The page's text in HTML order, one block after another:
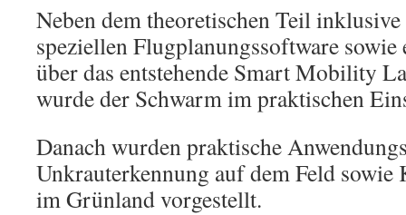
Neben dem theoretischen Teil
speziellen Flugplanungssoftware
über das entstehende Smart Mobility
wurde der Schwarm im praktischen
Danach wurden praktische
Unkrauterkennung auf dem Feld sowie
im Grünland vorgestellt.